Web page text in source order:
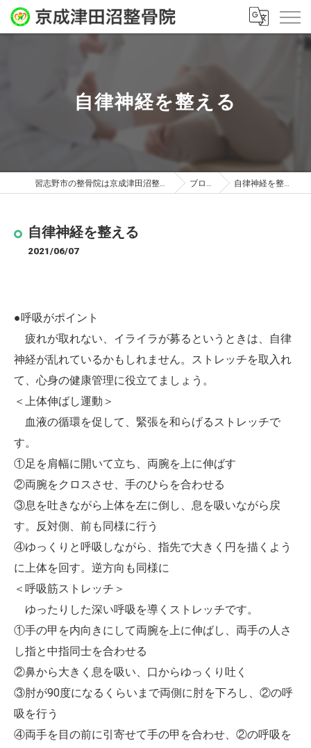
自律神経を整える
習志野市の整骨院は京成津田沼整骨院 ブログ 自律神経を整える
自律神経を整える
2021/06/07
●呼吸がポイント
疲れが取れない、イライラが募るというときは、自律
神経が乱れているかもしれません。ストレッチを取入れ
て、心身の健康管理に役立てましょう。
＜上体伸ばし運動＞
血液の循環を促して、緊張を和らげるストレッチで
す。
①足を肩幅に開いて立ち、両腕を上に伸ばす
②両腕をクロスさせ、手のひらを合わせる
③息を吐きながら上体を左に倒し、息を吸いながら戻
す。反対側、前も同様に行う
④ゆっくりと呼吸しながら、指先で大きく円を描くよう
に上体を回す。逆方向も同様に
＜呼吸筋ストレッチ＞
ゆったりした深い呼吸を導くストレッチです。
①手の甲を内向きにして両腕を上に伸ばし、両手の人さ
し指と中指同士を合わせる
②鼻から大きく息を吸い、口からゆっくり吐く
③肘が90度になるくらいまで両側に肘を下ろし、②の呼
吸を行う
④両手を目の前に引寄せて手の甲を合わせ、②の呼吸を